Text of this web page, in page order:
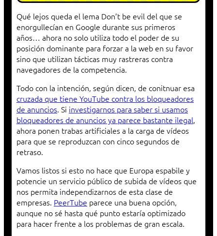
Qué lejos queda el lema Don’t be evil del que se
enorgullecían en Google durante sus primeros
años… ahora no solo utiliza todo el poder de su
posición dominante para forzar a la web en su favor
sino que utilizan tácticas muy rastreras contra
navegadores de la competencia.
Todo con la intención, según dicen, de conitnuar esa
cruzada que tiene YouTube contra los bloqueadores
de anuncios. Si investigarnos para saber si usamos
bloqueadores de anuncios ya parece bastante ilegal,
ahora ponen trabas artificiales a la carga de vídeos
para que se reproduzcan con cinco segundos de
retraso.
Vamos listos si esto no hace que Europa espabile y
potencie un servicio público de subida de vídeos que
nos permita independizarnos de esta clase de
empresas. PeerTube parece una buena opción,
aunque no sé hasta qué punto estaría optimizado
para hacer frente a los problemas de gran escala.